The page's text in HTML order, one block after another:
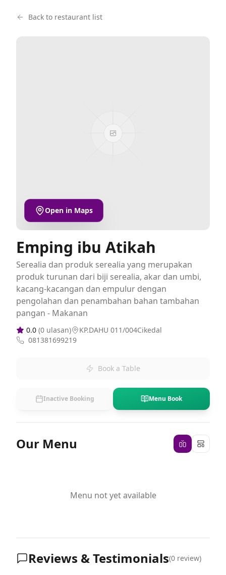
Back to restaurant list
Open in Maps
Emping ibu Atikah
Serealia dan produk serealia yang merupakan
produk turunan dari biji serealia, akar dan umbi,
kacang-kacangan dan empulur dengan
pengolahan dan penambahan bahan tambahan
pangan - Makanan
0.0 (0 ulasan)
KP.DAHU 011/004Cikedal
081381699219
Book a Table
Inactive Booking Menu Book
Our Menu
Menu not yet available
Reviews & Testimonials(0 review)